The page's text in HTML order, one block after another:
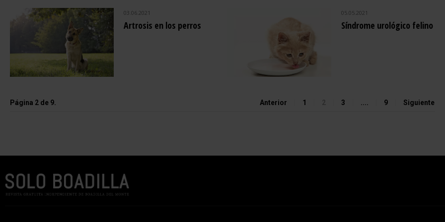
03.06.2021
Artrosis en los perros
05.05.2021
Síndrome urológico felino
Página 2 de 9. Anterior 1 3 .... 9 Siguiente